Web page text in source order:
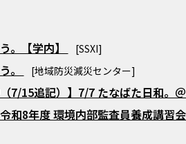
。【学内】 [SSXI]
。 [地域防災減災センター]
7/15追記）】7/7 たなばた日和。
令和8年度 環境内部監査員養成講習